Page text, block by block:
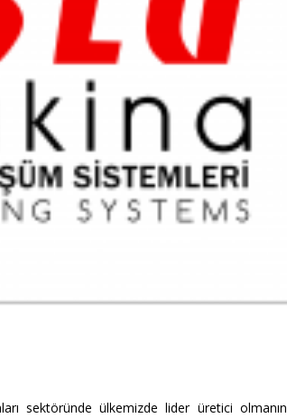
sektöründe ülkemizde lider üretici olmanın